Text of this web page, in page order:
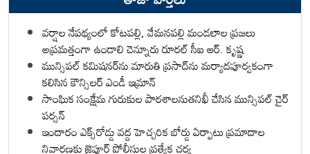
వర్షాల నేపథ్యంలో కోటపల్లి, వేమనపల్లి మండలాల ప్రజలు
అప్రమత్తంగా ఉండాలి చెన్నూరు రూరల్ సీఐ ఆర్. కృష్ణ
మున్సిపల్ కమిషనర్‌ను మారుతి ప్రసాద్‌ను మర్యాదపూర్వకంగా
కలిసిన కౌన్సిలర్ ఎండీ ఇమ్రాన్ ​
సాంఘిక సంక్షేమ గురుకుల పాఠశాలనుతనిఖీ చేసిన మున్సిపల్ చైర్
పర్సన్
ఇందారం ఎక్స్‌రోడ్డు వద్ద హెచ్చరిక బోర్డు ఏర్పాటు ప్రమాదాల
నివారణకు జైపూర్ పోలీసుల ప్రత్యేక చర్య